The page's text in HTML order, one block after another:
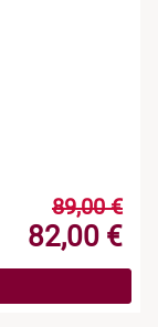
89,00 €
82,00 €